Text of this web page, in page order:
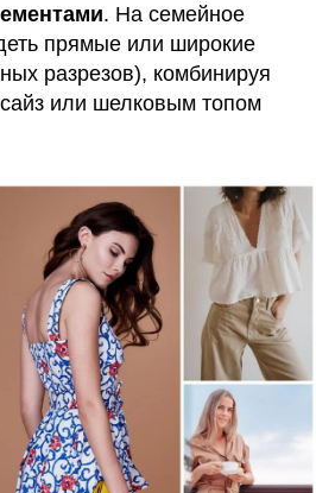
. На семейное
прямые или широкие
разрезов), комбинируя
или шелковым топом